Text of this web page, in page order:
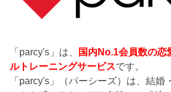
「parcy's」は、
国内No.1会員数の
ルトレーニングサービスです。
「parcy's」（パーシーズ）は、結婚